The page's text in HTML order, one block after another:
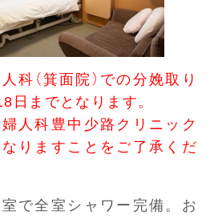
科（箕面院）での分娩取り
日までとなります。
人科豊中少路クリニック
りますことをご了承くだ
で全室シャワー完備。お